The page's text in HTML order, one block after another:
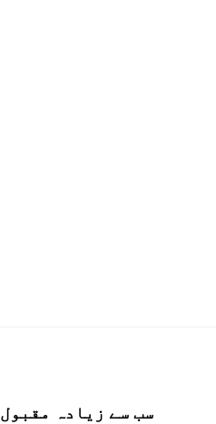
سب سے زیادہ مقبول